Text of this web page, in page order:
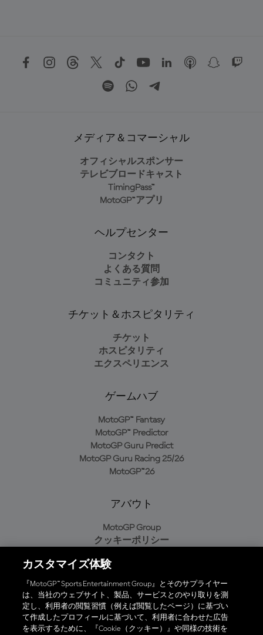
メディア＆コマーシャル
オフィシャルスポンサー
テレビブロードキャスト
TimingPass™
MotoGP™アプリ
ヘルプセンター
コンタクト
よくある質問
コミュニティ参加
チケット＆ホスピタリティ
チケット
ホスピタリティ
エクスペリエンス
ゲームハブ
MotoGP™ Fantasy
MotoGP™ Predictor
MotoGP Guru Predict
MotoGP Guru Racing 25/26
MotoGP™26
アバウト
MotoGP Group
クッキーポリシー
プライバシーポリシー
購入ポリシー
オフィシャルアプリ
カスタマイズ体験
『MotoGP™ Sports Entertainment Group』とそのサプライヤー
は、当社のウェブサイト、製品、サービスとのやり取りを測
定し、利用者の閲覧習慣（例えば閲覧したページ）に基づい
て作成したプロフィールに基づいて、利用者に合わせた広告
を表示するために、『Cookie（クッキー）』や同様の技術を